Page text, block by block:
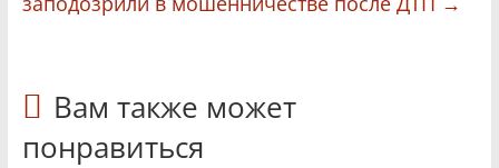
Вам также может
понравиться